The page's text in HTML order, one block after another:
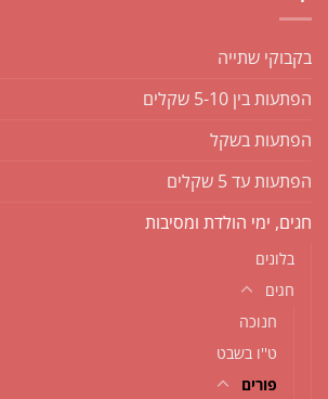
בקבוקי שתייה
הפתעות בין 5-10 שקלים
הפתעות בשקל
הפתעות עד 5 שקלים
חגים, ימי הולדת ומסיבות
בלונים
חגים
חנוכה
ט''ו בשבט
פורים